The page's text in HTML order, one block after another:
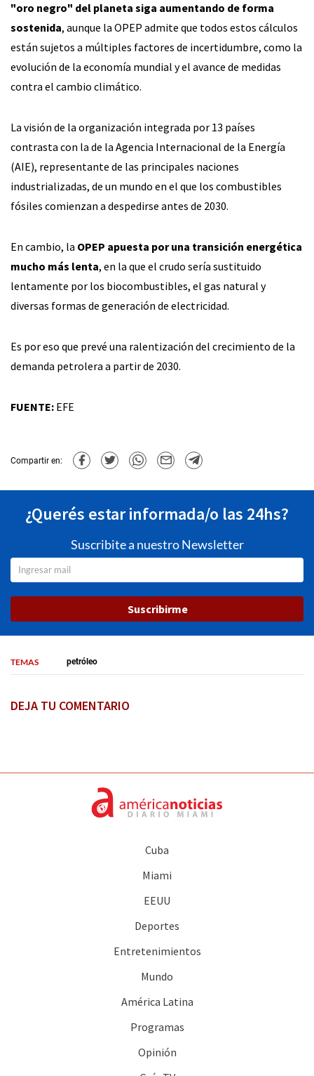
"oro negro" del planeta siga aumentando de forma
sostenida, aunque la OPEP admite que todos estos cálculos
están sujetos a múltiples factores de incertidumbre, como la
evolución de la economía mundial y el avance de medidas
contra el cambio climático.
La visión de la organización integrada por 13 países
contrasta con la de la Agencia Internacional de la Energía
(AIE), representante de las principales naciones
industrializadas, de un mundo en el que los combustibles
fósiles comienzan a despedirse antes de 2030.
En cambio, la OPEP apuesta por una transición energética
mucho más lenta, en la que el crudo sería sustituido
lentamente por los biocombustibles, el gas natural y
diversas formas de generación de electricidad.
Es por eso que prevé una ralentización del crecimiento de la
demanda petrolera a partir de 2030.
FUENTE: EFE
Compartir en:
¿Querés estar informada/o las 24hs?
Suscribite a nuestro Newsletter
Suscribirme
TEMAS petróleo
DEJA TU COMENTARIO
Cuba
Miami
EEUU
Deportes
Entretenimientos
Mundo
América Latina
Programas
Opinión